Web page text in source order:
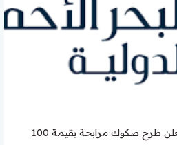
شركة البحر الأحمر العالمية تعلن طرح صكوك مرابحة بقيمة 100